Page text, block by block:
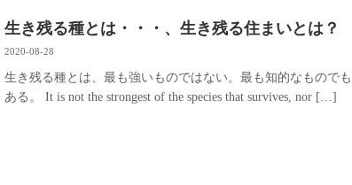
生き残る種とは・・・、生き残る住まいとは？
2020-08-28
生き残る種とは、最も強いものではない。最も知的なもので
ある。 It is not the strongest of the species that survives, nor […]